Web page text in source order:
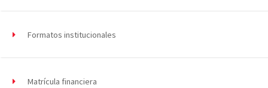
Formatos institucionales
Matrícula financiera